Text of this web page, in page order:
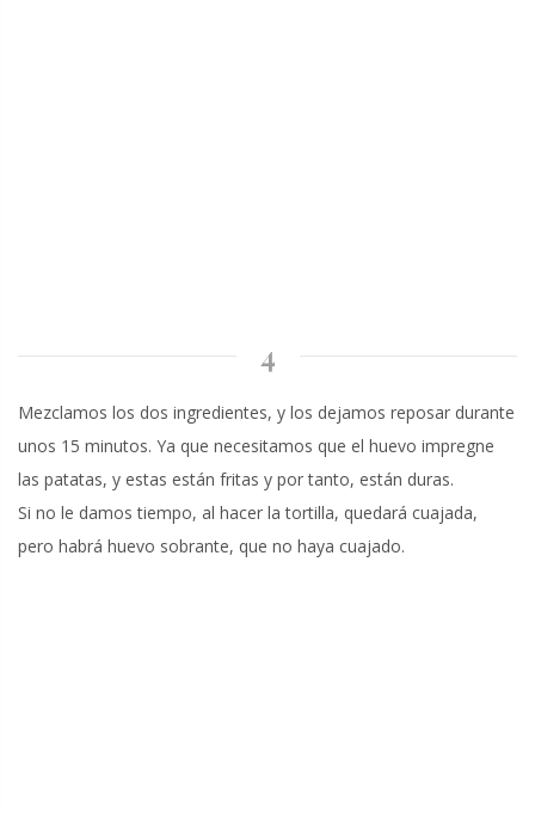
4
Mezclamos los dos ingredientes, y los dejamos reposar durante
unos 15 minutos. Ya que necesitamos que el huevo impregne
las patatas, y estas están fritas y por tanto, están duras.
Si no le damos tiempo, al hacer la tortilla, quedará cuajada,
pero habrá huevo sobrante, que no haya cuajado.